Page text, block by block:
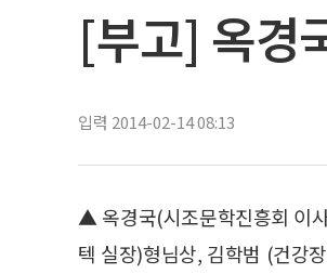
[부고] 옥경
입력 2014-02-14 08:13
▲ 옥경국(시조문학진흥회 이
텍 실장)형님상, 김학범 (건강